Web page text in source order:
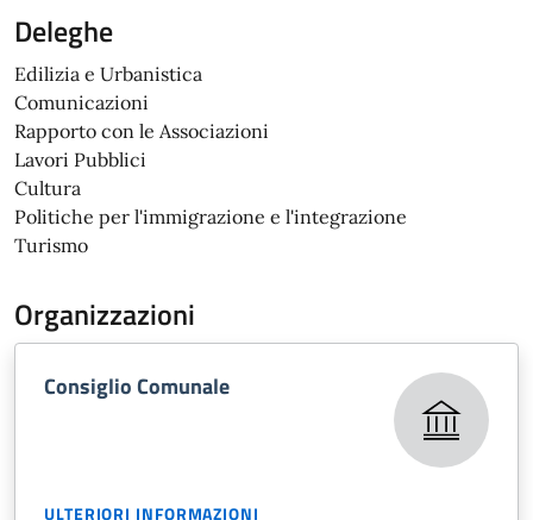
Deleghe
Edilizia e Urbanistica
Comunicazioni
Rapporto con le Associazioni
Lavori Pubblici
Cultura
Politiche per l'immigrazione e l'integrazione
Turismo
Organizzazioni
Consiglio Comunale
ULTERIORI INFORMAZIONI